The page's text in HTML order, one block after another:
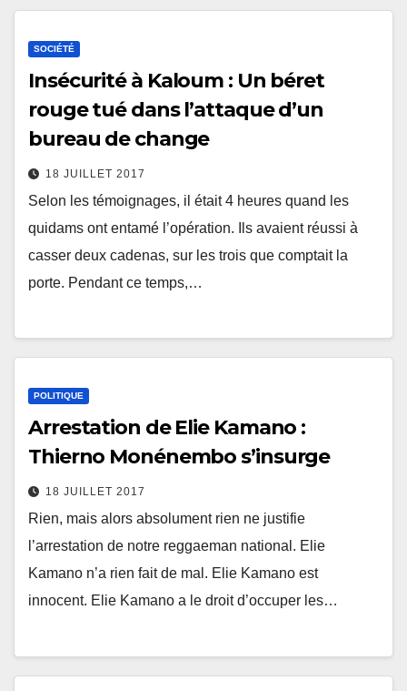
SOCIÉTÉ
Insécurité à Kaloum : Un béret
rouge tué dans l’attaque d’un
bureau de change
18 JUILLET 2017
Selon les témoignages, il était 4 heures quand les
quidams ont entamé l’opération. Ils avaient réussi à
casser deux cadenas, sur les trois que comptait la
porte. Pendant ce temps,…
POLITIQUE
Arrestation de Elie Kamano :
Thierno Monénembo s’insurge
18 JUILLET 2017
Rien, mais alors absolument rien ne justifie
l’arrestation de notre reggaeman national. Elie
Kamano n’a rien fait de mal. Elie Kamano est
innocent. Elie Kamano a le droit d’occuper les…